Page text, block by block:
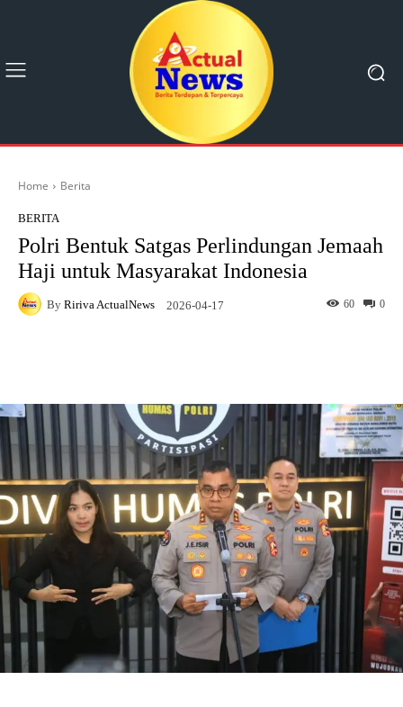
Home Berita
BERITA
Polri Bentuk Satgas Perlindungan Jemaah
Haji untuk Masyarakat Indonesia
By Ririva ActualNews 2026-04-17 0
60